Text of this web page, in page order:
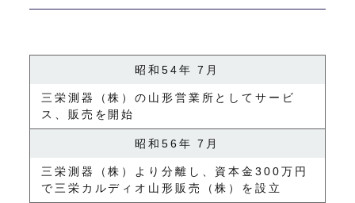
昭和54年 7月
三栄測器（株）の山形営業所としてサービ
ス、販売を開始
昭和56年 7月
三栄測器（株）より分離し、資本金300万円
で三栄カルディオ山形販売（株）を設立